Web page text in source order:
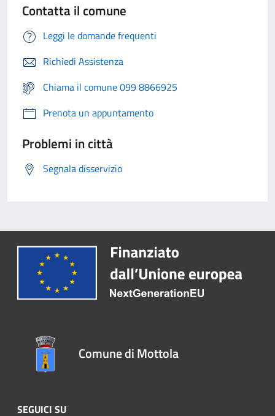
Contatta il comune
Leggi le domande frequenti
Richiedi Assistenza
Chiama il comune 099 8866925
Prenota un appuntamento
Problemi in città
Segnala disservizio
Comune di Mottola
SEGUICI SU